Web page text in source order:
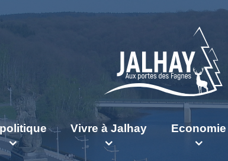
Vivre à Jalhay Economie